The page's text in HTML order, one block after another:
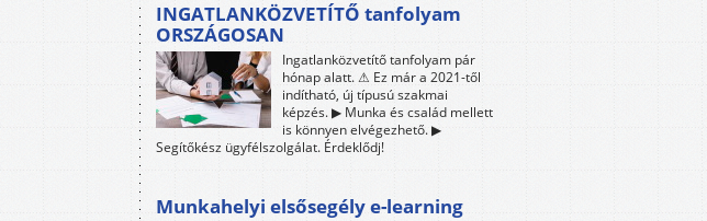
INGATLANKÖZVETÍTŐ tanfolyam
ORSZÁGOSAN
Ingatlanközvetítő tanfolyam pár
hónap alatt. ⚠ Ez már a 2021-től
indítható, új típusú szakmai
képzés. ▶ Munka és család mellett
is könnyen elvégezhető. ▶
Segítőkész ügyfélszolgálat. Érdeklődj!
Munkahelyi elsősegély e-learning